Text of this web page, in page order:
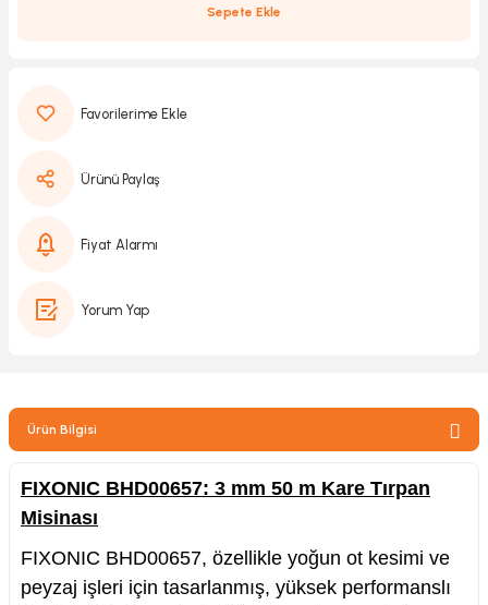
ve Bisiklet
Sepete Ekle
Ürünü Paylaş
Fiyat Alarmı
Yorum Yap
Ürün Bilgisi
FIXONIC BHD00657: 3 mm 50 m Kare Tırpan
Misinası
FIXONIC BHD00657, özellikle yoğun ot kesimi ve
peyzaj işleri için tasarlanmış, yüksek performanslı